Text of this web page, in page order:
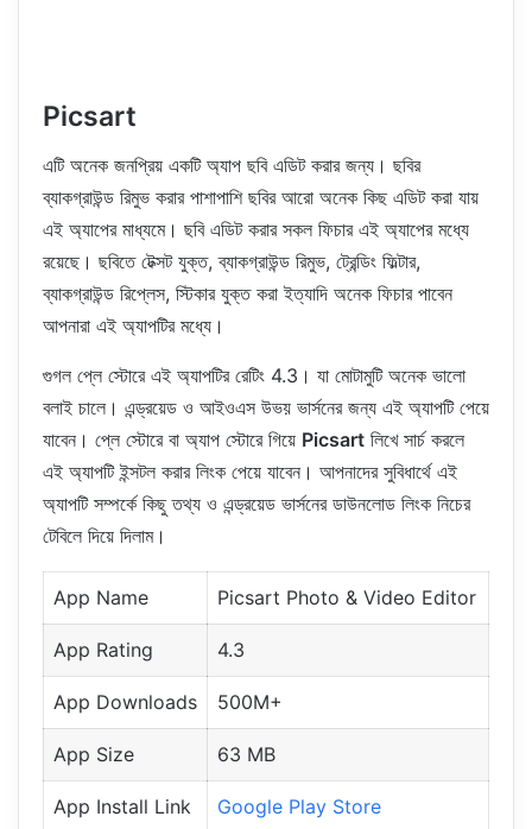
Picsart
এটি অনেক জনপ্রিয় একটি অ্যাপ ছবি এডিট করার জন্য। ছবির
ব্যাকগ্রাউন্ড রিমুভ করার পাশাপাশি ছবির আরো অনেক কিছ এডিট করা যায়
এই অ্যাপের মাধ্যমে। ছবি এডিট করার সকল ফিচার এই অ্যাপের মধ্যে
রয়েছে। ছবিতে টেক্সট যুক্ত, ব্যাকগ্রাউন্ড রিমুভ, ট্রেন্ডিং ফিল্টার,
ব্যাকগ্রাউন্ড রিপ্লেস, স্টিকার যুক্ত করা ইত্যাদি অনেক ফিচার পাবেন
আপনারা এই অ্যাপটির মধ্যে।
গুগল প্লে স্টোরে এই অ্যাপটির রেটিং 4.3। যা মোটামুটি অনেক ভালো
বলাই চালে। এন্ড্রয়েড ও আইওএস উভয় ভার্সনের জন্য এই অ্যাপটি পেয়ে
যাবেন। প্লে স্টোরে বা অ্যাপ স্টোরে গিয়ে Picsart লিখে সার্চ করলে
এই অ্যাপটি ইন্সটল করার লিংক পেয়ে যাবেন। আপনাদের সুবিধার্থে এই
অ্যাপটি সম্পর্কে কিছু তথ্য ও এন্ড্রয়েড ভার্সনের ডাউনলোড লিংক নিচের
টেবিলে দিয়ে দিলাম।
App Name Picsart Photo & Video Editor
App Rating 4.3
App Downloads 500M+
App Size 63 MB
App Install Link Google Play Store